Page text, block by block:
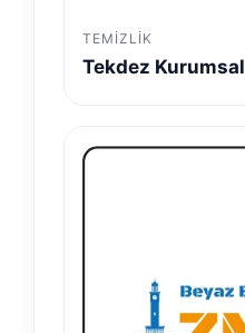
TEMIZLIK
Tekdez Kurumsal